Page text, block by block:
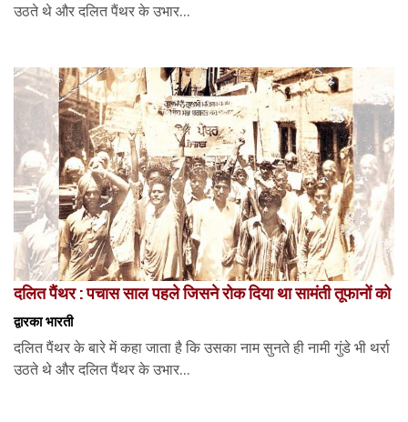
उठते थे और दलित पैंथर के उभार...
दलित पैंथर : पचास साल पहले जिसने रोक दिया था सामंती तूफानों को
द्वारका भारती
दलित पैंथर के बारे में कहा जाता है कि उसका नाम सुनते ही नामी गुंडे भी थर्रा
उठते थे और दलित पैंथर के उभार...